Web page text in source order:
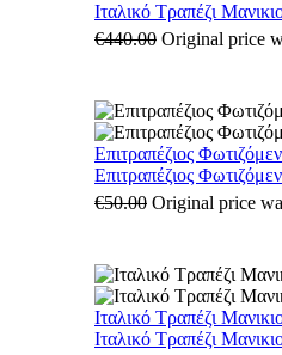
Ιταλικό Τραπέζι
€440.00 Original price
Επιτραπέζιος
Επιτραπέζιος
€50.00 Original price
Ιταλικό Τραπέζι
Ιταλικό Τραπέζι